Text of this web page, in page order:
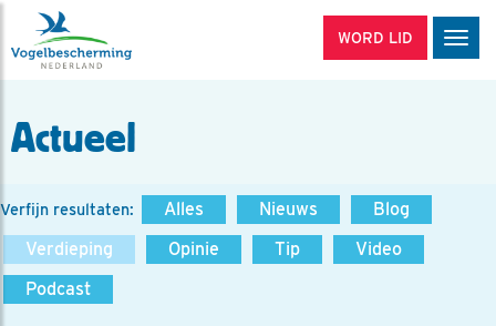
WORD LID
Actueel
Verfijn resultaten: Alles Nieuws
Blog
Verdieping
Opinie Tip
Video
Podcast